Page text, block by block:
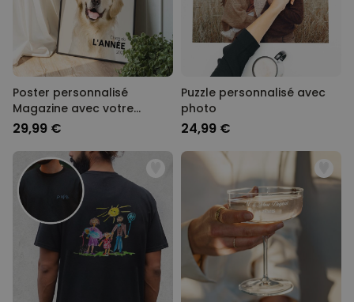
Poster personnalisé
Magazine avec votre
animal
29,99 €
Puzzle personnalisé avec
photo
24,99 €